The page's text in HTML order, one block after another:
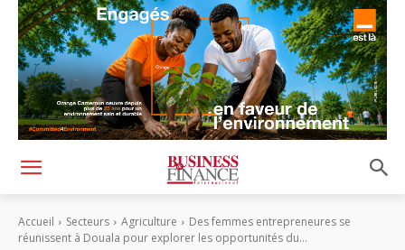
Accueil Secteurs Agriculture
Des femmes entrepreneures se
réunissent à Douala pour explorer les opportunités du...